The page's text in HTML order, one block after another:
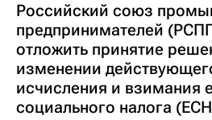
Российский союз
предпринимателей
отложить принятие
изменении
исчисления и взимания
социального налога